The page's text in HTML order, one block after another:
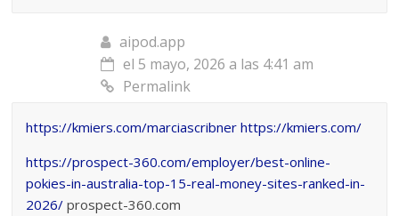
aipod.app
el 5 mayo, 2026 a las 4:41 am
Permalink
https://kmiers.com/marciascribner https://kmiers.com/
https://prospect-360.com/employer/best-online-
pokies-in-australia-top-15-real-money-sites-ranked-in-
2026/ prospect-360.com